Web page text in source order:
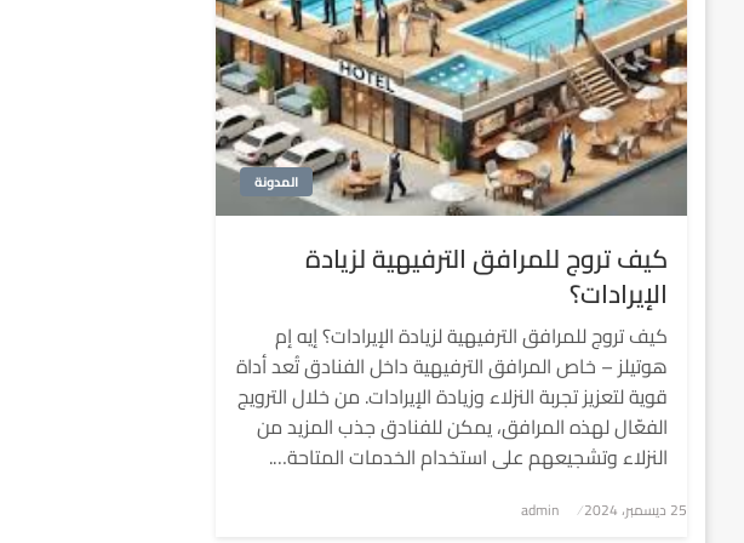
المدونة
كيف تروج للمرافق الترفيهية لزيادة
الإيرادات؟
كيف تروج للمرافق الترفيهية لزيادة الإيرادات؟ إيه إم
هوتيلز – خاص المرافق الترفيهية داخل الفنادق تُعد أداة
قوية لتعزيز تجربة النزلاء وزيادة الإيرادات. من خلال الترويج
الفعّال لهذه المرافق، يمكن للفنادق جذب المزيد من
النزلاء وتشجيعهم على استخدام الخدمات المتاحة….
نُشر
25 ديسمبر، 2024 admin